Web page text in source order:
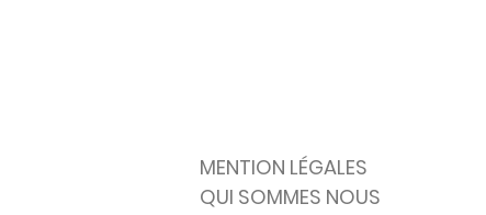
MENTION LÉGALES
QUI SOMMES NOUS